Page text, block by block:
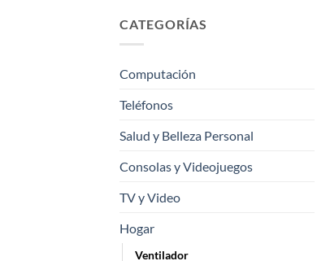
CATEGORÍAS
Computación
Teléfonos
Salud y Belleza Personal
Consolas y Videojuegos
TV y Video
Hogar
Ventilador